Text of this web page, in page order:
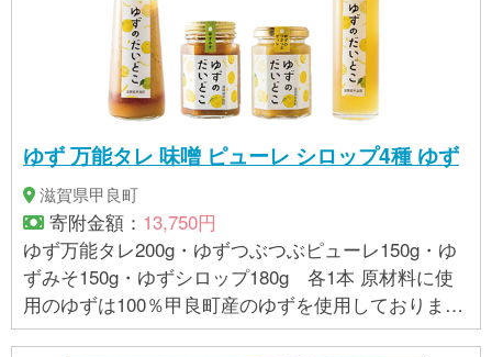
ゆず 万能タレ 味噌 ピューレ シロップ4種 ゆず
滋賀県甲良町
寄附金額： 13,750円
ゆず万能タレ200g・ゆずつぶつぶピューレ150g・ゆ
ずみそ150g・ゆずシロップ180g 各1本 原材料に使
用のゆずは100％甲良町産のゆずを使用しておりま
す。